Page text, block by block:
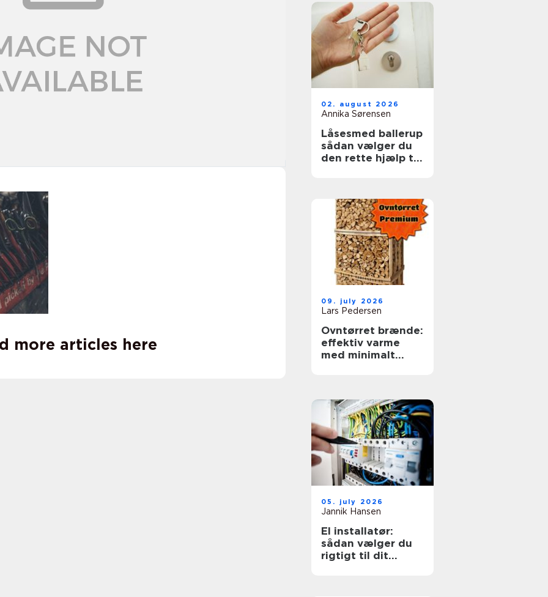
more articles here
02. august 2026
Annika Sørensen
Låsesmed ballerup
sådan vælger du
den rette hjælp til
09. july 2026
Lars Pedersen
Ovntørret brænde:
effektiv varme
med minimalt
05. july 2026
Jannik Hansen
El installatør:
sådan vælger du
rigtigt til dit